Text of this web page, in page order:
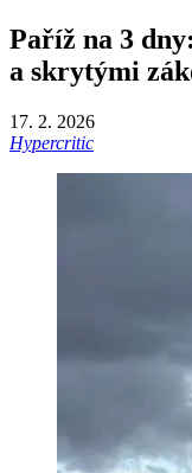
Paříž na 3
a skrytými
17. 2. 2026
Hypercritic